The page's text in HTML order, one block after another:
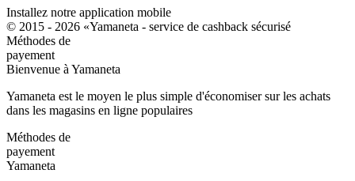
Installez notre application mobile
© 2015 - 2026 «Yamaneta - service de cashback sécurisé
Méthodes de
payement
Bienvenue à Yamaneta
Yamaneta est le moyen le plus simple d'économiser sur les achats
dans les magasins en ligne populaires
Méthodes de
payement
Yamaneta